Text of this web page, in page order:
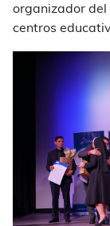
organizador del
centros